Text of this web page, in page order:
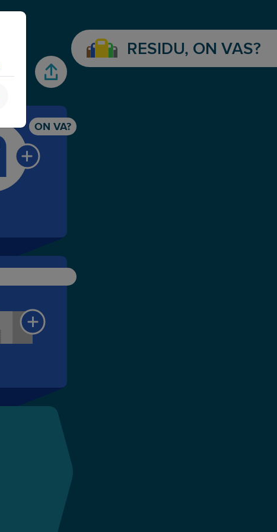
gasstaions icon
RESIDU, ON VAS?
ON VA?